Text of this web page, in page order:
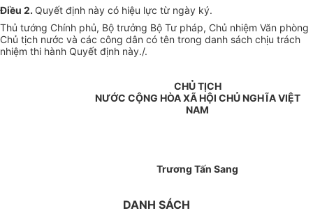
Điều 2. Quyết định này có hiệu lực từ ngày ký.
Thủ tướng Chính phủ, Bộ trưởng Bộ Tư pháp, Chủ nhiệm Văn phòng
Chủ tịch nước và các công dân có tên trong danh sách chịu trách
nhiệm thi hành Quyết định này./.
CHỦ TỊCH
NƯỚC CỘNG HÒA XÃ HỘI CHỦ NGHĨA VIỆT
NAM
Trương Tấn Sang
DANH SÁCH